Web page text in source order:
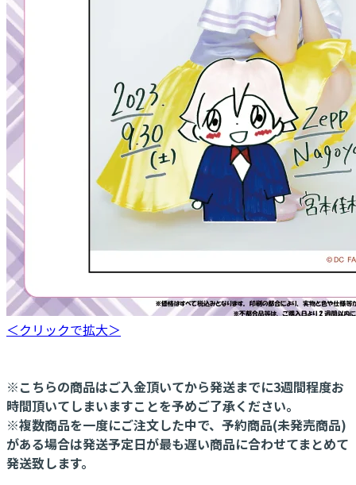
＜クリックで拡大＞
※こちらの商品はご入金頂いてから発送までに3週間程度お
時間頂いてしまいますことを予めご了承ください。
※複数商品を一度にご注文した中で、予約商品(未発売商品)
がある場合は発送予定日が最も遅い商品に合わせてまとめて
発送致します。